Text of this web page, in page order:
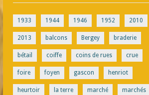
1933 1944 1946 1952 2010
2013 balcons Bergey braderie
bétail coiffe coins de rues crue
foire foyen gascon henriot
heurtoir la terre marché marchés